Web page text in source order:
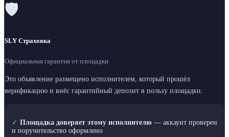
🛡
SLY Страховка
Официальная гарантия от площадки
Это объявление размещено исполнителем, который прошёл
верификацию и внёс гарантийный депозит в пользу площадки.
✓ Площадка доверяет этому исполнителю — аккаунт проверен
и поручительство оформлено